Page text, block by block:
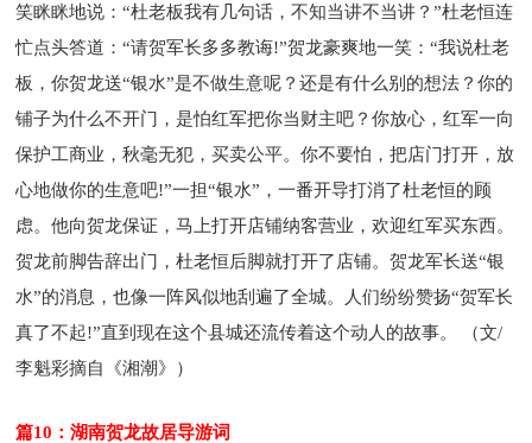
笑眯眯地说：“杜老板我有几句话，不知当讲不当讲？”杜老恒连
忙点头答道：“请贺军长多多教诲!”贺龙豪爽地一笑：“我说杜老
板，你贺龙送“银水”是不做生意呢？还是有什么别的想法？你的
铺子为什么不开门，是怕红军把你当财主吧？你放心，红军一向
保护工商业，秋毫无犯，买卖公平。你不要怕，把店门打开，放
心地做你的生意吧!”一担“银水”，一番开导打消了杜老恒的顾
虑。他向贺龙保证，马上打开店铺纳客营业，欢迎红军买东西。
贺龙前脚告辞出门，杜老恒后脚就打开了店铺。贺龙军长送“银
水”的消息，也像一阵风似地刮遍了全城。人们纷纷赞扬“贺军长
真了不起!”直到现在这个县城还流传着这个动人的故事。 （文/
李魁彩摘自《湘潮》）
篇10：湖南贺龙故居导游词